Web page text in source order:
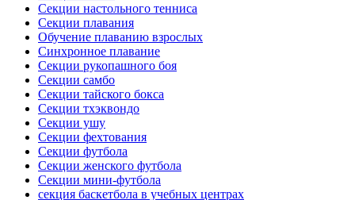
Секции настольного тенниса
Секции плавания
Обучение плаванию взрослых
Синхронное плавание
Секции рукопашного боя
Секции самбо
Секции тайского бокса
Секции тхэквондо
Секции ушу
Секции фехтования
Секции футбола
Секции женского футбола
Секции мини-футбола
секция баскетбола в учебных центрах